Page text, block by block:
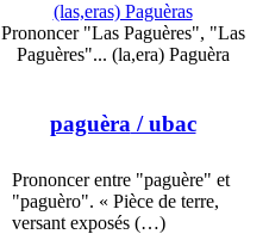
(las,eras) Paguèras
Prononcer "Las Paguères", "Las
Paguères"... (la,era) Paguèra
paguèra / ubac
Prononcer entre "paguère" et
"paguèro". « Pièce de terre,
versant exposés (…)